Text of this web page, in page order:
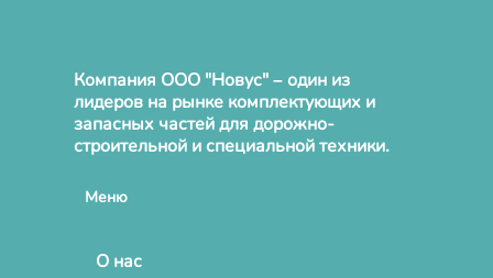
Компания ООО "Новус" – один из
лидеров на рынке комплектующих и
запасных частей для дорожно-
строительной и специальной техники.
Меню
О нас